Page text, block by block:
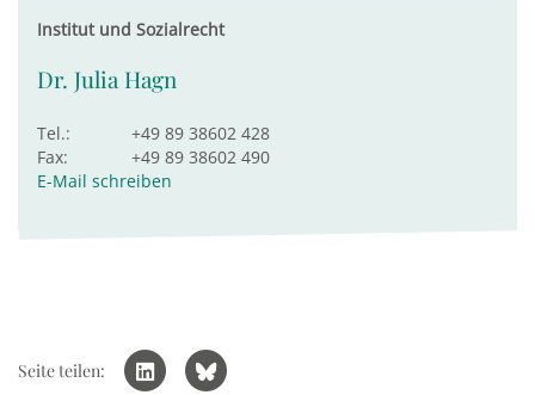
Institut und Sozialrecht
Dr. Julia Hagn
Tel.:
+49 89 38602 428
Fax:
+49 89 38602 490
E-Mail schreiben
Seite teilen: